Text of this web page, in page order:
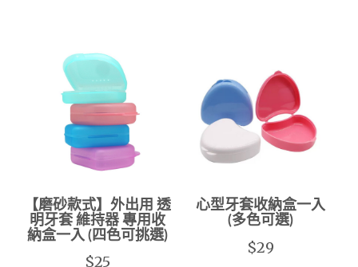
【磨砂款式】外出用 透
明牙套 維持器 專用收
納盒一入 (四色可挑選)
$25
心型牙套收納盒一入
(多色可選)
$29